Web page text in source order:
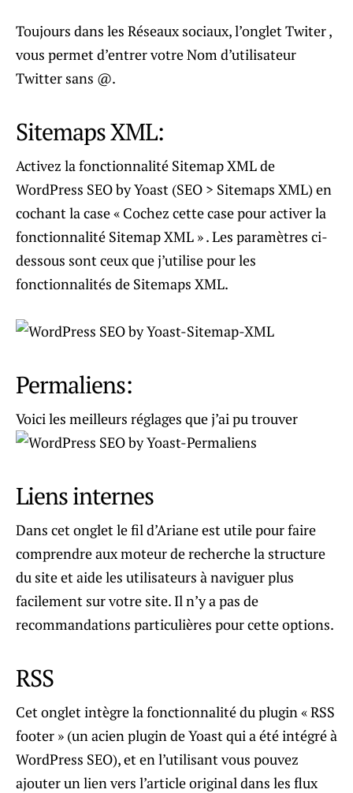
Toujours dans les Réseaux sociaux, l’onglet Twiter ,
vous permet d’entrer votre Nom d’utilisateur
Twitter sans @.
Sitemaps XML:
Activez la fonctionnalité Sitemap XML de
WordPress SEO by Yoast (SEO > Sitemaps XML) en
cochant la case « Cochez cette case pour activer la
fonctionnalité Sitemap XML » . Les paramètres ci-
dessous sont ceux que j’utilise pour les
fonctionnalités de Sitemaps XML.
Permaliens:
Voici les meilleurs réglages que j’ai pu trouver
Liens internes
Dans cet onglet le fil d’Ariane est utile pour faire
comprendre aux moteur de recherche la structure
du site et aide les utilisateurs à naviguer plus
facilement sur votre site. Il n’y a pas de
recommandations particulières pour cette options.
RSS
Cet onglet intègre la fonctionnalité du plugin « RSS
footer » (un acien plugin de Yoast qui a été intégré à
WordPress SEO), et en l’utilisant vous pouvez
ajouter un lien vers l’article original dans les flux